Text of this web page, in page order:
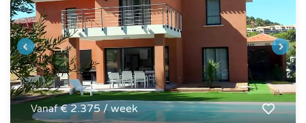
Vanaf€ 2.375 / week